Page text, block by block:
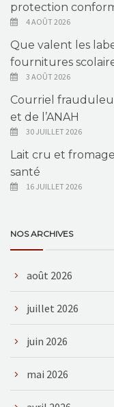
protection
4 AOÛT 2026
Que valent les
fournitures
3 AOÛT 2026
Courriel
et de l’ANAH
30 JUILLET 2026
Lait cru et
santé
16 JUILLET 2026
NOS ARCHIVES
août 2026
juillet 2026
juin 2026
mai 2026